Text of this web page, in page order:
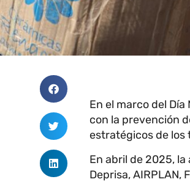
En el marco del
con la prevención
estratégicos de
En abril de 2025, la
Deprisa, AIRPLAN,